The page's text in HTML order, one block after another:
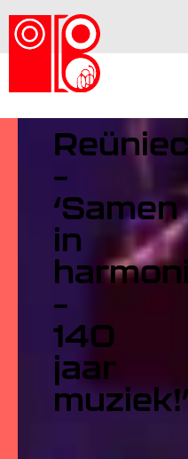
–
‘Samen
in
–
140
jaar